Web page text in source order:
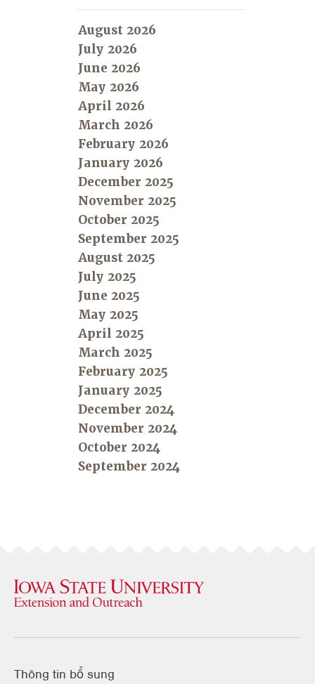
August 2026
July 2026
June 2026
May 2026
April 2026
March 2026
February 2026
January 2026
December 2025
November 2025
October 2025
September 2025
August 2025
July 2025
June 2025
May 2025
April 2025
March 2025
February 2025
January 2025
December 2024
November 2024
October 2024
September 2024
Thông tin bổ sung